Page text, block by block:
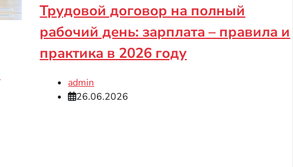
Трудовой договор на полный
рабочий день: зарплата – правила и
практика в 2026 году
admin
26.06.2026